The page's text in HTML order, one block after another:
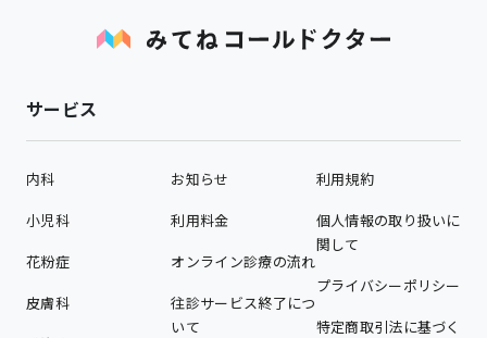
サービス
内科
小児科
花粉症
皮膚科
お知らせ
利用料金
オンライン診療の流れ
往診サービス終了につ
いて
利用規約
個人情報の取り扱いに
関して
プライバシーポリシー
特定商取引法に基づく